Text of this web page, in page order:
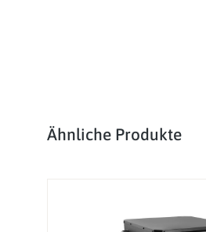
Produktgalerie überspringen
Ähnliche Produkte